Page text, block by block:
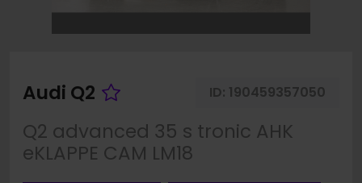
Audi Q2 Fahrzeug merken
ID: 190459357050
Q2 advanced 35 s tronic AHK
eKLAPPE CAM LM18